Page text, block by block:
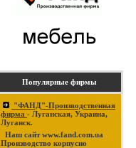
Популярные фирмы
"ФАНД"-Производственная
фирма - Луганская, Украина,
Луганск.
Наш сайт www.fand.com.ua
Производство корпусно